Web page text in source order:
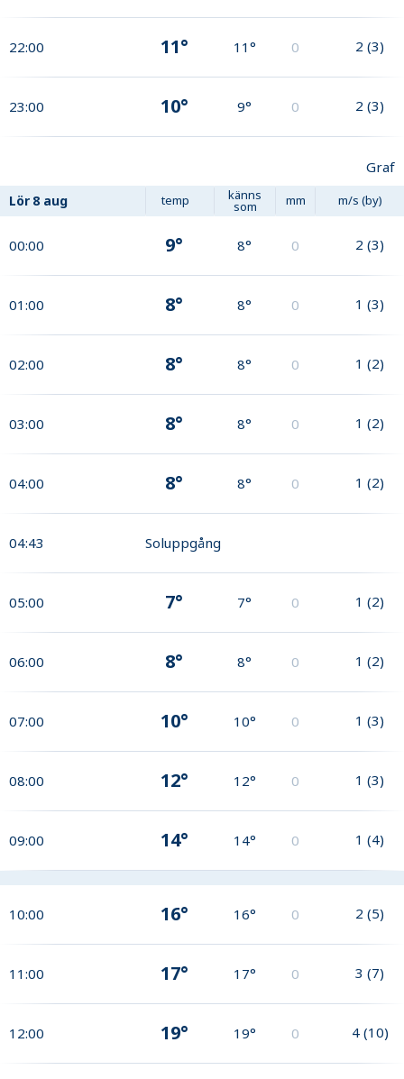
22:00 11° 11° 0 2 (3)
23:00 10° 9° 0 2 (3)
Graf
Lör 8 aug temp känns
som mm m/s (by)
00:00 9° 8° 0 2 (3)
01:00 8° 8° 0 1 (3)
02:00 8° 8° 0 1 (2)
03:00 8° 8° 0 1 (2)
04:00 8° 8° 0 1 (2)
04:43 Soluppgång
05:00 7° 7° 0 1 (2)
06:00 8° 8° 0 1 (2)
07:00 10° 10° 0 1 (3)
08:00 12° 12° 0 1 (3)
09:00 14° 14° 0 1 (4)
10:00 16° 16° 0 2 (5)
11:00 17° 17° 0 3 (7)
12:00 19° 19° 0 4 (10)